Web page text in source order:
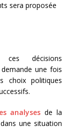
sera proposée
décisions
une fois
choix politiques
analyses de la
une situation